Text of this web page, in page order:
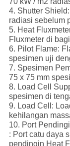
4. Shutter
radiasi sebelum
5. Heat
Fluxmeter di
6. Pilot Flame:
spesimen uji
7. Spesimen
75 x 75 mm
8. Load Cell
spesimen di
9. Load Cell:
kehilangan
10. Port
: Port catu daya
pendingin Heat